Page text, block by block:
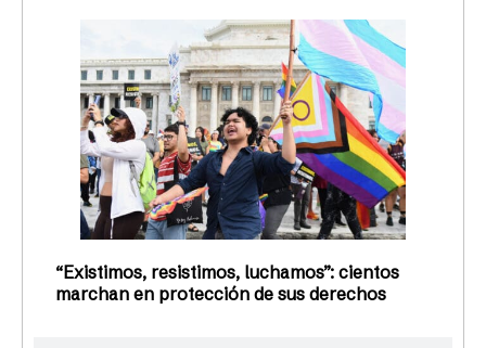
“Existimos, resistimos, luchamos”: cientos
marchan en protección de sus derechos